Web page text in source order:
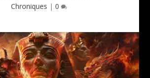
Chroniques | 0